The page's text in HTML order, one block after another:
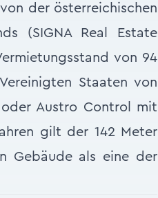
der österreichischen
(SIGNA Real Estate
von 94
Staaten von
Austro Control mit
gilt der 142 Meter
Gebäude als eine der